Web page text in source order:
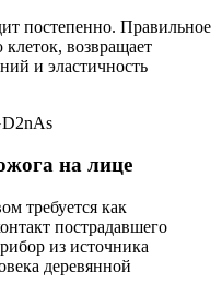
постепенно. Правильное
возвращает
и эластичность
на лице
требуется как
пострадавшего
из источника
деревянной